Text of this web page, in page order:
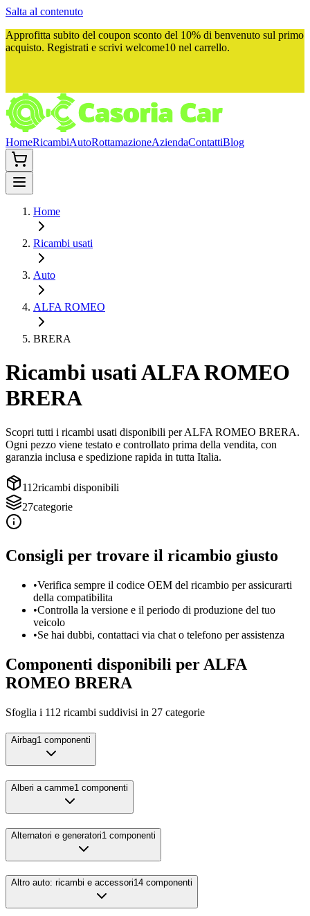
Salta al contenuto
Approfitta subito del coupon sconto del 10% di benvenuto sul primo
acquisto. Registrati e scrivi welcome10 nel carrello.
HomeRicambiAutoRottamazioneAziendaContattiBlog
Home
Ricambi usati
Auto
ALFA ROMEO
BRERA
Ricambi usatiALFA ROMEO
BRERA
Scopri tutti i ricambi usati disponibili perALFA ROMEO BRERA.
Ogni pezzo viene testato e controllato prima della vendita, con
garanzia inclusa e spedizione rapida in tutta Italia.
112ricambi disponibili
27categorie
Consigli per trovare il ricambio giusto
•Verifica sempre il codice OEM del ricambio per assicurarti
della compatibilita
•Controlla la versione e il periodo di produzione del tuo
veicolo
•Se hai dubbi, contattaci via chat o telefono per assistenza
Componenti disponibili per ALFA
ROMEO BRERA
Sfoglia i 112 ricambi suddivisi in 27 categorie
Airbag1 componenti
Alberi a camme1 componenti
Alternatori e generatori1 componenti
Altro auto: ricambi e accessori14 componenti